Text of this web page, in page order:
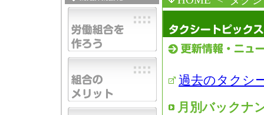
過去のタクシ
月別バックナ